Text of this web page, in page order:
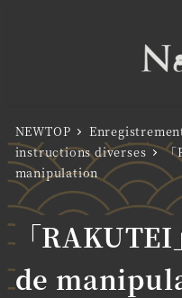
NEWTOP
instructions diverses
「
manipulation
「
de